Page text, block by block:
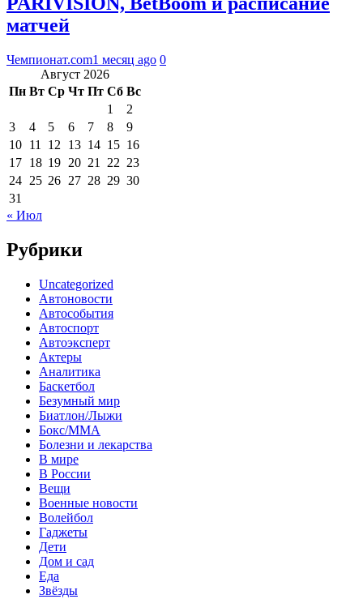
матчей
Чемпионат.com1 месяц ago 0
Август 2026
Пн Вт Ср Чт Пт Сб Вс
1
2
3
4 5 6 7 8
9
10 11 12 13 14 15 16
17 18 19 20 21 22 23
24 25 26 27 28 29 30
31
« Июл
Рубрики
Uncategorized
Автоновости
Автособытия
Автоспорт
Автоэксперт
Актеры
Аналитика
Баскетбол
Безумный мир
Биатлон/Лыжи
Бокс/MMA
Болезни и лекарства
В мире
В России
Вещи
Военные новости
Волейбол
Гаджеты
Дети
Дом и сад
Еда
Звёзды